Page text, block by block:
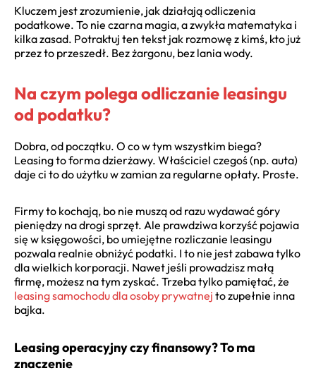
Kluczem jest zrozumienie, jak działają odliczenia
podatkowe. To nie czarna magia, a zwykła matematyka i
kilka zasad. Potraktuj ten tekst jak rozmowę z kimś, kto już
przez to przeszedł. Bez żargonu, bez lania wody.
Na czym polega odliczanie leasingu
od podatku?
Dobra, od początku. O co w tym wszystkim biega?
Leasing to forma dzierżawy. Właściciel czegoś (np. auta)
daje ci to do użytku w zamian za regularne opłaty. Proste.
Firmy to kochają, bo nie muszą od razu wydawać góry
pieniędzy na drogi sprzęt. Ale prawdziwa korzyść pojawia
się w księgowości, bo umiejętne rozliczanie leasingu
pozwala realnie obniżyć podatki. I to nie jest zabawa tylko
dla wielkich korporacji. Nawet jeśli prowadzisz małą
firmę, możesz na tym zyskać. Trzeba tylko pamiętać, że
leasing samochodu dla osoby prywatnej to zupełnie inna
bajka.
Leasing operacyjny czy finansowy? To ma
znaczenie